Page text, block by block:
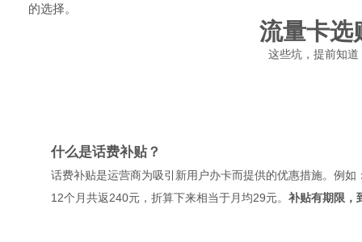
的选择。
流量卡选
这些坑，提前知道
什么是话费补贴？
话费补贴是运营商为吸引新用户办卡而提供的优惠措施。例
12个月共返240元，折算下来相当于月均29元。 补贴有期限，